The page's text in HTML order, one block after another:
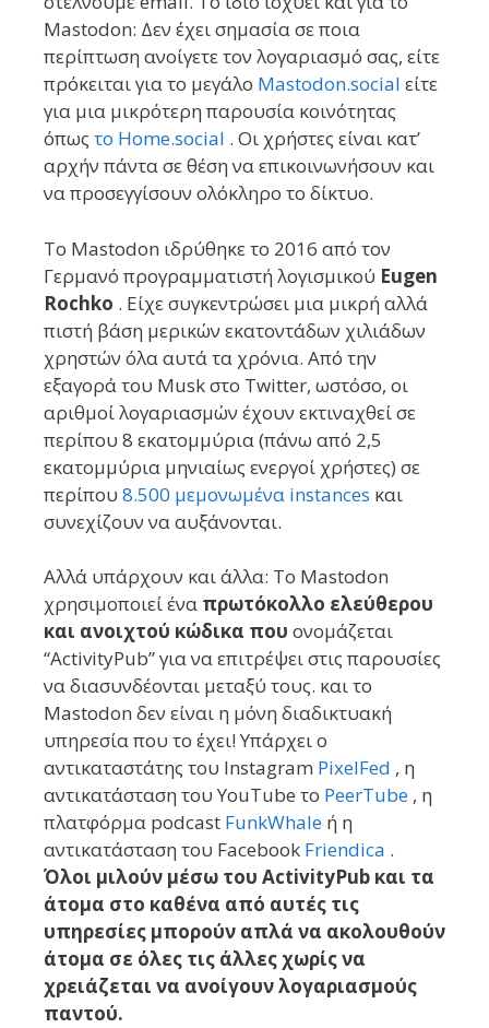
Mastodon: Δεν έχει σημασία σε ποια
περίπτωση ανοίγετε τον λογαριασμό σας, είτε
πρόκειται για το μεγάλο Mastodon.social είτε
για μια μικρότερη παρουσία κοινότητας
όπως το Home.social . Οι χρήστες είναι κατ’
αρχήν πάντα σε θέση να επικοινωνήσουν και
να προσεγγίσουν ολόκληρο το δίκτυο.
Το Mastodon ιδρύθηκε το 2016 από τον
Γερμανό προγραμματιστή λογισμικού Eugen
Rochko . Είχε συγκεντρώσει μια μικρή αλλά
πιστή βάση μερικών εκατοντάδων χιλιάδων
χρηστών όλα αυτά τα χρόνια. Από την
εξαγορά του Musk στο Twitter, ωστόσο, οι
αριθμοί λογαριασμών έχουν εκτιναχθεί σε
περίπου 8 εκατομμύρια (πάνω από 2,5
εκατομμύρια μηνιαίως ενεργοί χρήστες) σε
περίπου 8.500 μεμονωμένα instances και
συνεχίζουν να αυξάνονται.
Αλλά υπάρχουν και άλλα: Το Mastodon
χρησιμοποιεί ένα πρωτόκολλο ελεύθερου
και ανοιχτού κώδικα που ονομάζεται
“ActivityPub” για να επιτρέψει στις παρουσίες
να διασυνδέονται μεταξύ τους. και το
Mastodon δεν είναι η μόνη διαδικτυακή
υπηρεσία που το έχει! Υπάρχει ο
αντικαταστάτης του Instagram PixelFed , η
αντικατάσταση του YouTube το PeerTube , η
πλατφόρμα podcast FunkWhale ή η
αντικατάσταση του Facebook Friendica .
Όλοι μιλούν μέσω του ActivityPub και τα
άτομα στο καθένα από αυτές τις
υπηρεσίες μπορούν απλά να ακολουθούν
άτομα σε όλες τις άλλες χωρίς να
χρειάζεται να ανοίγουν λογαριασμούς
παντού.